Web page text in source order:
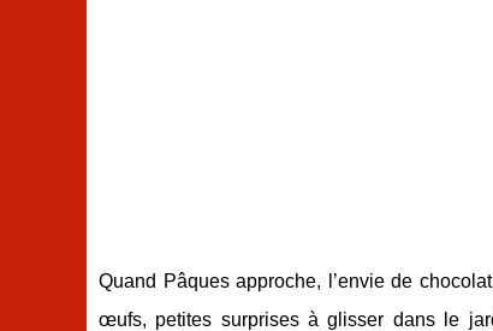
Quand Pâques approche, l’envie de
œufs, petites surprises à glisser dans le